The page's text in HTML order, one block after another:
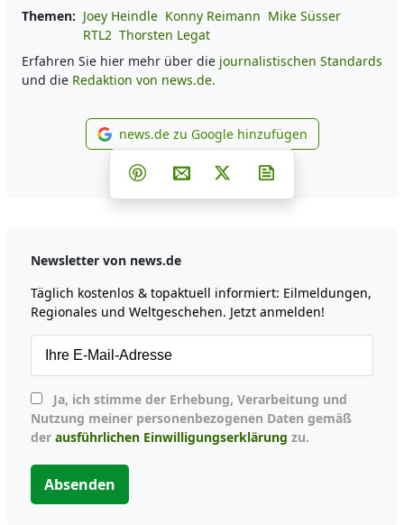
Themen: Joey Heindle Konny Reimann Mike Süsser
RTL2 Thorsten Legat
Erfahren Sie hier mehr über die journalistischen Standards
und die Redaktion von news.de.
news.de zu Google
news.de zu Google hinzufügen
Teilen auf Facebook
Teilen auf Whatsapp
Teilen auf Telegram
Teilen auf Pinterest
Per E-Mail teilen
Post auf X
Newsletter von news.de
Täglich kostenlos & topaktuell informiert: Eilmeldungen,
Regionales und Weltgeschehen. Jetzt anmelden!
Nutzung meiner personenbezogenen Daten gemäß
der ausführlichen Einwilligungserklärung zu.
Absenden